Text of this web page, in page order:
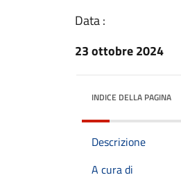
Data :
23 ottobre 2024
INDICE DELLA PAGINA
Descrizione
A cura di